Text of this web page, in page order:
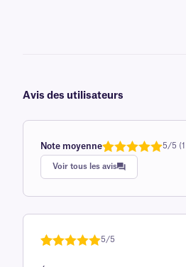
Avis des utilisateurs
Note moyenne
Note
sur 5
basée sur
1
avis client
5/5 (1
Voir tous les avis
5/5